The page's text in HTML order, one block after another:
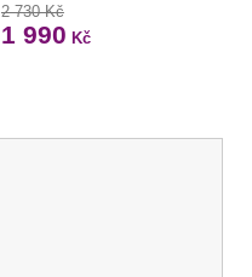
2 730 Kč
1 990 Kč